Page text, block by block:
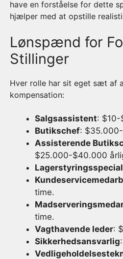
have en forståelse for dette
hjælper med at opstille
Lønspænd for
Stillinger
Hver rolle har sit eget sæt af
kompensation:
Salgsassistent: $10-
Butikschef:
Assisterende
$25.000-$40.000
time.
time.
Vagthavende leder:
Sikkerhedsansvarlig